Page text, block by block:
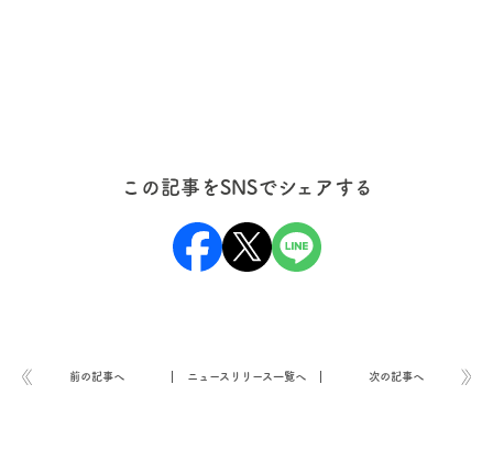
この記事をSNSでシェアする
前の記事へ ニュースリリース一覧へ 次の記事へ